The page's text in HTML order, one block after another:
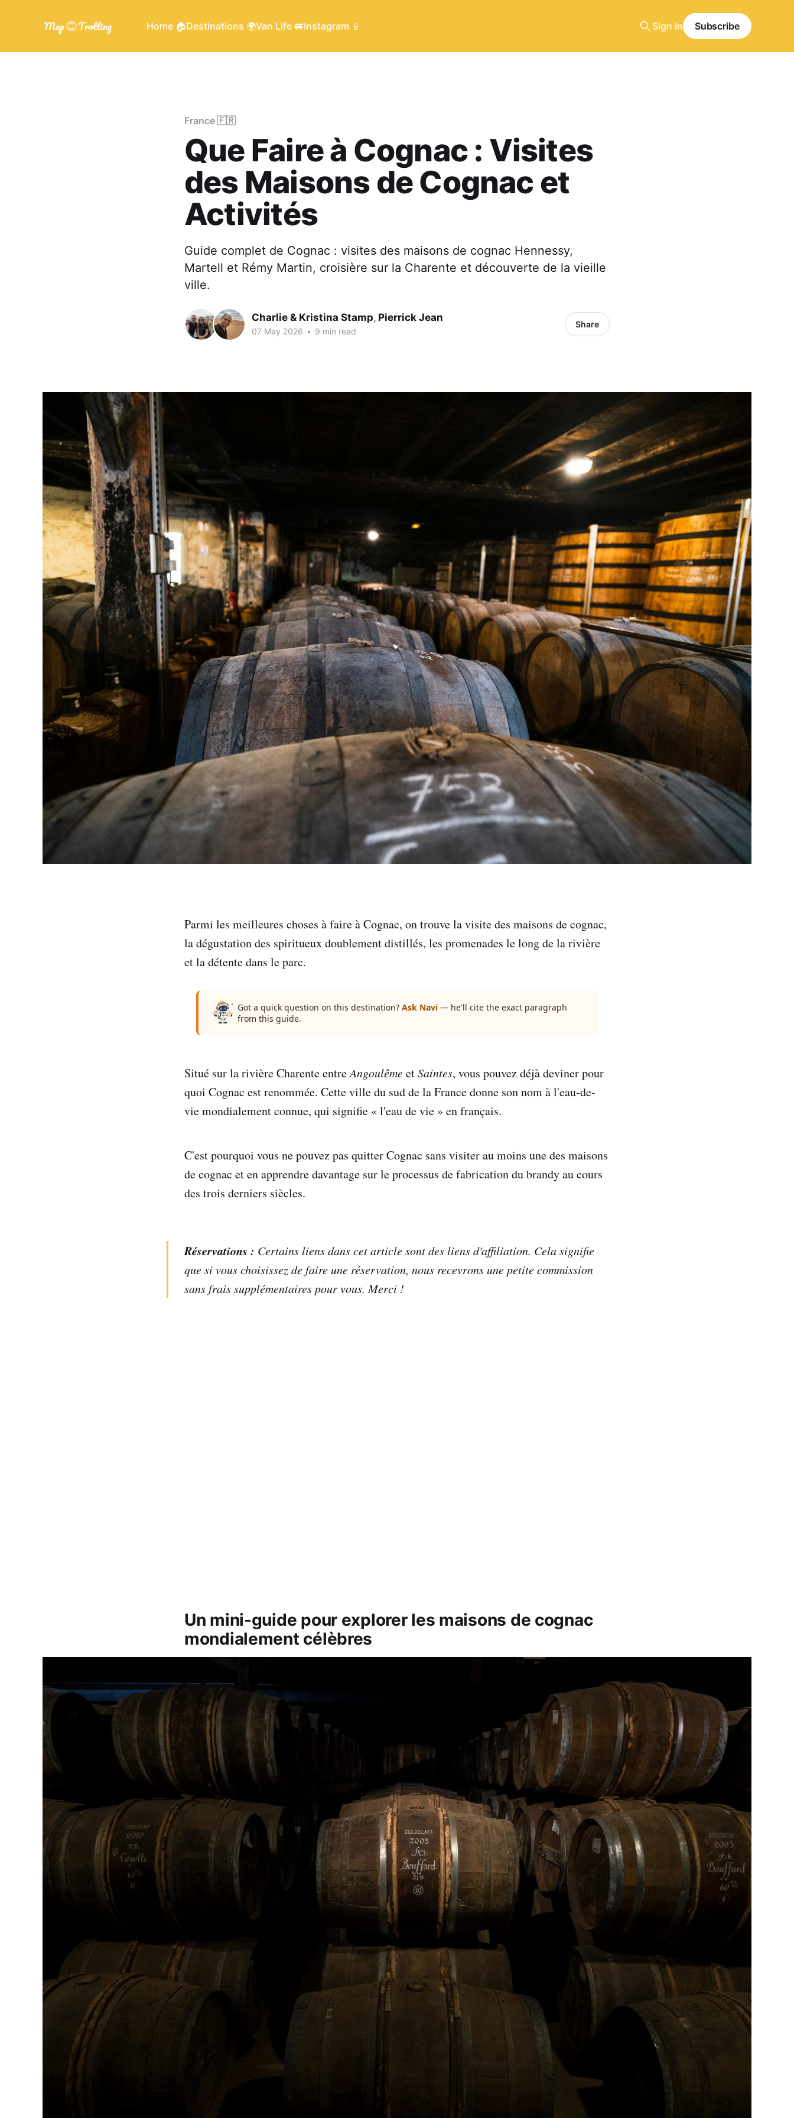
Home 🏠Destinations 🌍Van Life 🚐Instagram 📱 Sign in Subscribe
France 🇫🇷
Que Faire à Cognac : Visites
des Maisons de Cognac et
Activités
Guide complet de Cognac : visites des maisons de cognac Hennessy,
Martell et Rémy Martin, croisière sur la Charente et découverte de la vieille
ville.
Charlie & Kristina Stamp, Pierrick Jean
07 May 2026 • 9 min read
Share
Parmi les meilleures choses à faire à Cognac, on trouve la visite des maisons de cognac,
la dégustation des spiritueux doublement distillés, les promenades le long de la rivière
et la détente dans le parc.
Got a quick question on this destination? Ask Navi — he'll cite the exact paragraph
from this guide.
Situé sur la rivière Charente entreAngoulêmeetSaintes, vous pouvez déjà deviner pour
quoi Cognac est renommée. Cette ville du sud de la France donne son nom à l'eau-de-
vie mondialement connue, qui signifie « l'eau de vie » en français.
C'est pourquoi vous ne pouvez pas quitter Cognac sans visiter au moins une des maisons
de cognac et en apprendre davantage sur le processus de fabrication du brandy au cours
des trois derniers siècles.
Réservations : Certains liens dans cet article sont des liens d'affiliation. Cela signifie
que si vous choisissez de faire une réservation, nous recevrons une petite commission
sans frais supplémentaires pour vous. Merci !
Un mini-guide pour explorer les maisons de cognac
mondialement célèbres